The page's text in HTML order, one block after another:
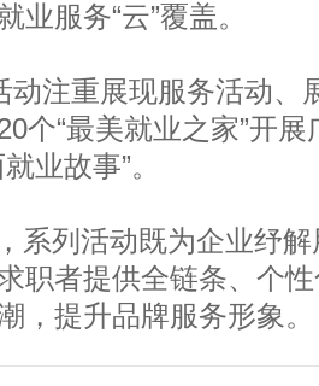
业服务“云”覆盖。
重展现服务活动、
个“最美就业之家”开
业故事”。
活动既为企业纾解
职者提供全链条、个
，提升品牌服务形象